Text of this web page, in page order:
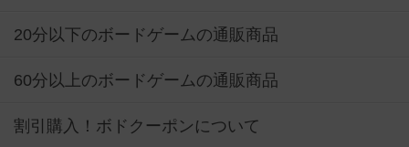
20分以下のボードゲームの通販商品
60分以上のボードゲームの通販商品
割引購入！ボドクーポンについて